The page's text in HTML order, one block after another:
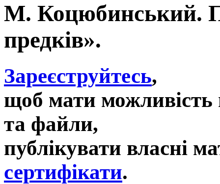
М. Коцюбинський.
предків».
Зареєструйтесь,
щоб мати можливість
та файли,
публікувати власні
сертифікати.